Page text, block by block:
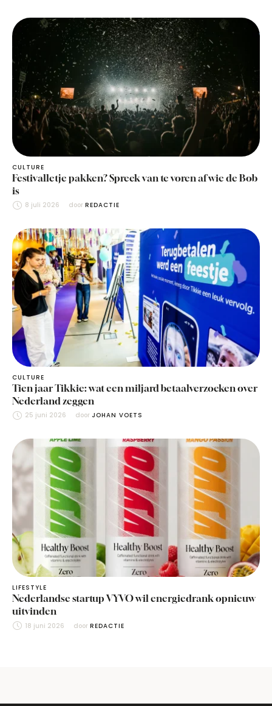
CULTURE
Festivalletje pakken? Spreek van te voren af wie de Bob
is
8 juli 2026 door REDACTIE
CULTURE
Tien jaar Tikkie: wat een miljard betaalverzoeken over
Nederland zeggen
25 juni 2026 door JOHAN VOETS
LIFESTYLE
Nederlandse startup VYVO wil energiedrank opnieuw
uitvinden
18 juni 2026 door REDACTIE